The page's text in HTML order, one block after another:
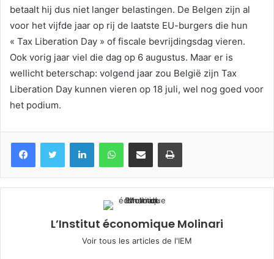
betaalt hij dus niet langer belastingen. De Belgen zijn al
voor het vijfde jaar op rij de laatste EU-burgers die hun
« Tax Liberation Day » of fiscale bevrijdingsdag vieren.
Ook vorig jaar viel die dag op 6 augustus. Maar er is
wellicht beterschap: volgend jaar zou België zijn Tax
Liberation Day kunnen vieren op 18 juli, wel nog goed voor
het podium.
FacebookTwitter LinkedinWhatsApp
Partagez par mail Imprimez
L’Institut économique Molinari
Voir tous les articles de l'IEM